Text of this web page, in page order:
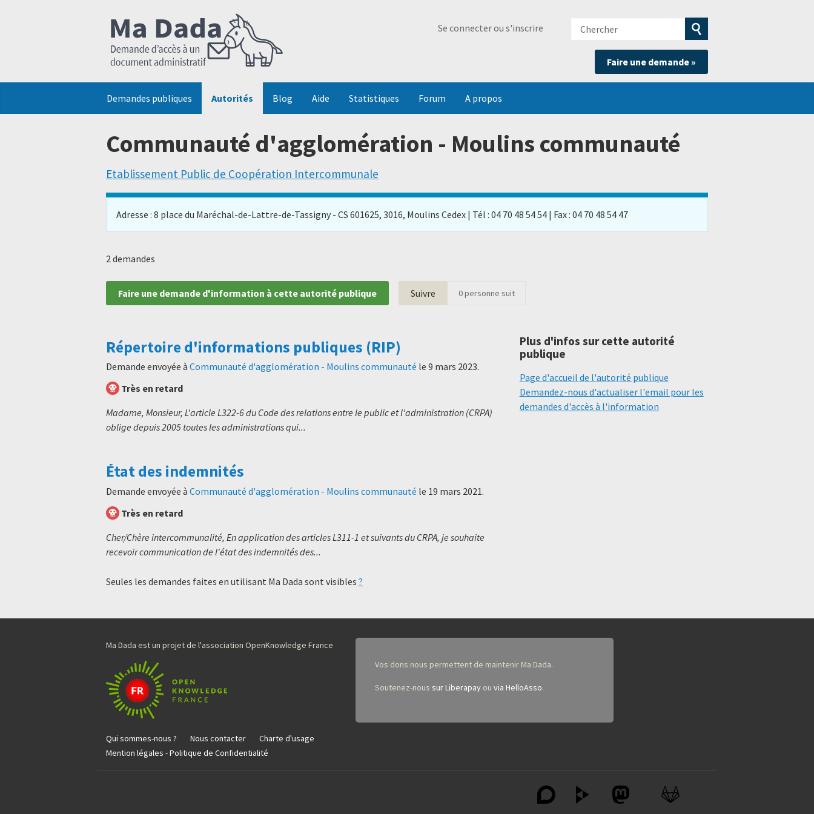
Se connecter ou s'inscrire
Chercher
Soumettre
la
recherche
Faire une demande »
Demandes publiques Autorités Blog Aide Statistiques Forum A propos
Communauté d'agglomération - Moulins communauté
Etablissement Public de Coopération Intercommunale
Adresse : 8 place du Maréchal-de-Lattre-de-Tassigny - CS 601625, 3016, Moulins Cedex | Tél : 04 70 48 54 54 | Fax : 04 70 48 54 47
2 demandes
Faire une demande d'information à cette autorité publique Suivre 0personne suit
Répertoire d'informations publiques (RIP)
Demande envoyée à Communauté d'agglomération - Moulins communauté le 9 mars 2023.
Très en retard
Madame, Monsieur, L'article L322-6 du Code des relations entre le public et l'administration (CRPA)
oblige depuis 2005 toutes les administrations qui...
État des indemnités
Demande envoyée à Communauté d'agglomération - Moulins communauté le 19 mars 2021.
Très en retard
Cher/Chère intercommunalité, En application des articles L311-1 et suivants du CRPA, je souhaite
recevoir communication de l'état des indemnités des...
Seules les demandes faites en utilisant Ma Dada sont visibles ?
Plus d'infos sur cette autorité
publique
Page d'accueil de l'autorité publique
Demandez-nous d'actualiser l'email pour les
demandes d'accès à l'information
Ma Dada est un projet de l'association OpenKnowledge France
Qui sommes-nous ? Nous contacter
Charte d'usage
Mention légales - Politique de Confidentialité
Vos dons nous permettent de maintenir Ma Dada.
Soutenez-nous sur Liberapayou via HelloAsso.